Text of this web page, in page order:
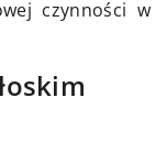
czynności w